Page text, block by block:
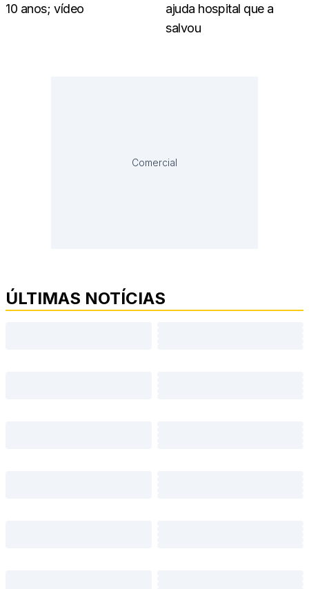
10 anos; vídeo
ajuda hospital que a
salvou
Comercial
ÚLTIMAS NOTÍCIAS